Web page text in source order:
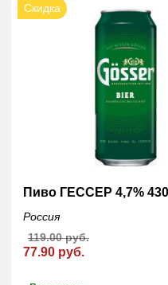
Скидка
Пиво ГЕССЕР 4,7%
Россия
77.90 руб.
119.00 руб.